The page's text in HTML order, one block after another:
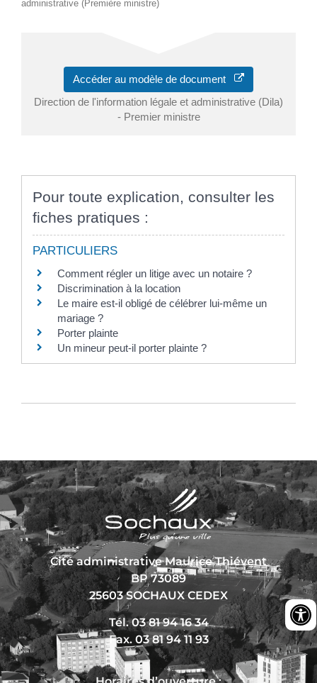
administrative (Première ministre)
Accéder au modèle de document
Direction de l'information légale et administrative (Dila)
- Premier ministre
Pour toute explication, consulter les
fiches pratiques :
PARTICULIERS
Comment régler un litige avec un notaire ?
Discrimination à la location
Le maire est-il obligé de célébrer lui-même un
mariage ?
Porter plainte
Un mineur peut-il porter plainte ?
Cité administrative Maurice Thiévent
BP 73089
25603 SOCHAUX CEDEX
Tél. 03 81 94 16 34
Fax. 03 81 94 11 93